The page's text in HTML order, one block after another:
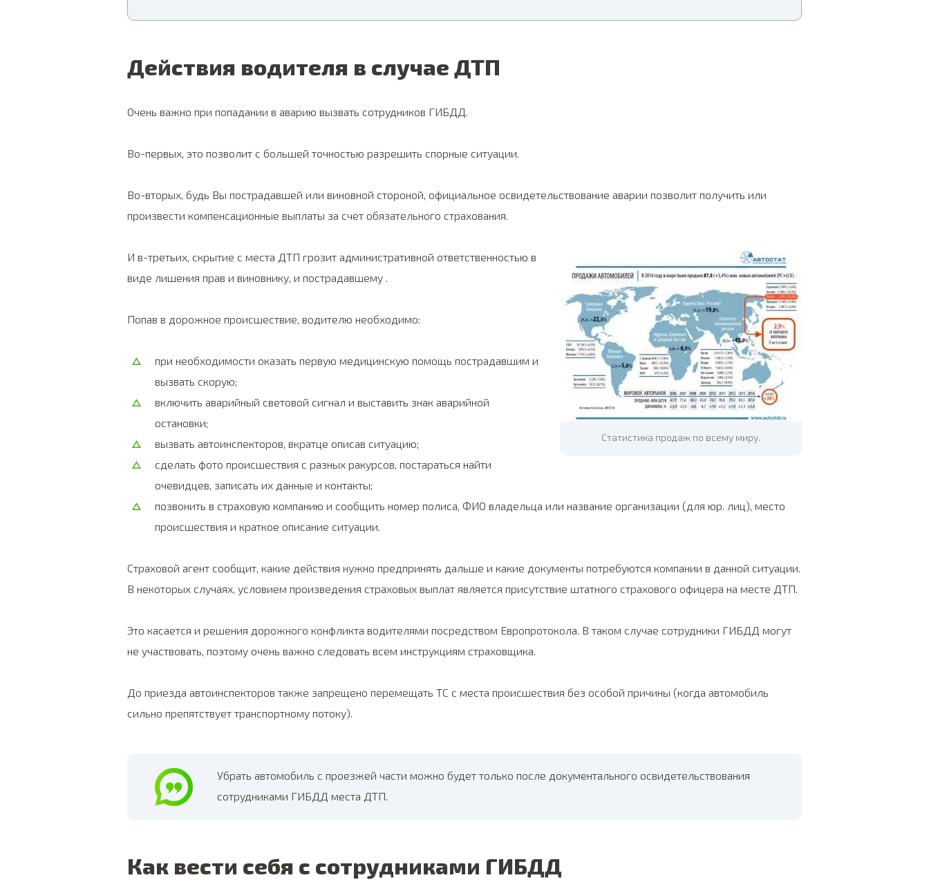
Действия водителя в случае ДТП
Очень важно при попадании в аварию вызвать сотрудников ГИБДД.
Во-первых, это позволит с большей точностью разрешить спорные ситуации.
Во-вторых, будь Вы пострадавшей или виновной стороной, официальное освидетельствование аварии позволит получить или
произвести компенсационные выплаты за счет обязательного страхования.
Статистика продаж по всему миру.
И в-третьих, скрытие с места ДТП грозит административной ответственностью в
виде лишения прав и виновнику, и пострадавшему .
Попав в дорожное происшествие, водителю необходимо:
при необходимости оказать первую медицинскую помощь пострадавшим и
вызвать скорую;
включить аварийный световой сигнал и выставить знак аварийной
остановки;
вызвать автоинспекторов, вкратце описав ситуацию;
сделать фото происшествия с разных ракурсов, постараться найти
очевидцев, записать их данные и контакты;
позвонить в страховую компанию и сообщить номер полиса, ФИО владельца или название организации (для юр. лиц), место
происшествия и краткое описание ситуации.
Страховой агент сообщит, какие действия нужно предпринять дальше и какие документы потребуются компании в данной ситуации.
В некоторых случаях, условием произведения страховых выплат является присутствие штатного страхового офицера на месте ДТП.
Это касается и решения дорожного конфликта водителями посредством Европротокола. В таком случае сотрудники ГИБДД могут
не участвовать, поэтому очень важно следовать всем инструкциям страховщика.
До приезда автоинспекторов также запрещено перемещать ТС с места происшествия без особой причины (когда автомобиль
сильно препятствует транспортному потоку).
Убрать автомобиль с проезжей части можно будет только после документального освидетельствования
сотрудниками ГИБДД места ДТП.
Как вести себя с сотрудниками ГИБДД